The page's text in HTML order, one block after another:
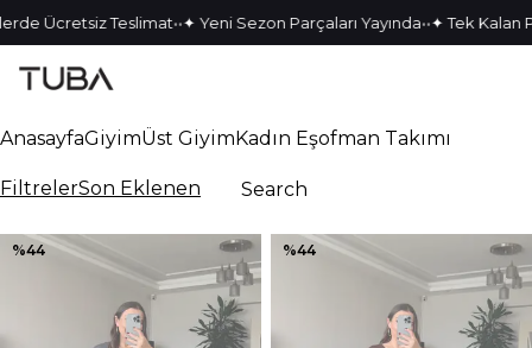
Ücretsiz Teslimat••✦ Yeni Sezon Parçaları Yayında••✦ Tek Kalan
AnasayfaGiyimÜst GiyimKadın Eşofman Takımı
FiltrelerSon Eklenen
%44 %44